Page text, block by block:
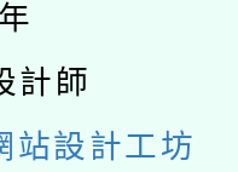
實施計畫
師名單
教學軟體
會函釋公
計師
站設計工坊